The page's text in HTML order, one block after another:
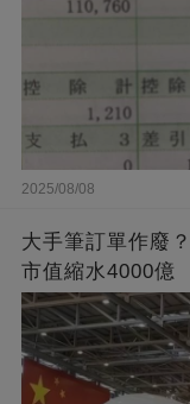
2025/08/08
大手筆訂單作廢
市值縮水4000億